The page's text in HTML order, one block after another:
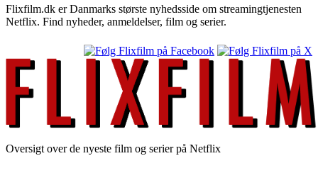
Flixfilm.dk er Danmarks største nyhedsside om streamingtjenesten
Netflix. Find nyheder, anmeldelser, film og serier.
Oversigt over de nyeste film og serier på Netflix